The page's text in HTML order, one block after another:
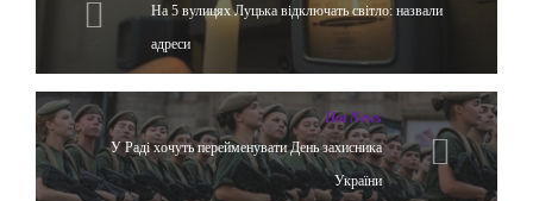
На 5 вулицях Луцька відключать світло: назвали
адреси
Hot News
У Раді хочуть перейменувати День захисника
України